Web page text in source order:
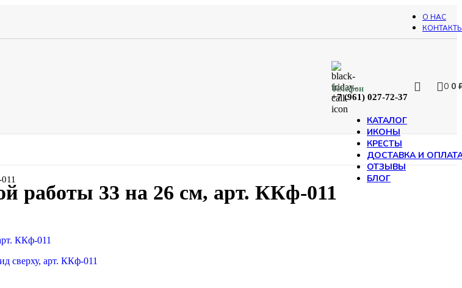
О НАС
Телефон
+7 (961) 027-72-37
0 0
КАТАЛОГ
ИКОНЫ
КРЕСТЫ
ДОСТАВКА И
ОТЗЫВЫ
БЛОГ
работы 33 на 26 см, арт. ККф-011